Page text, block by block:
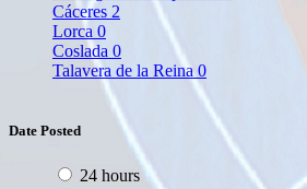
Cáceres 2
Lorca 0
Coslada 0
Talavera de la Reina 0
Date Posted
24 hours